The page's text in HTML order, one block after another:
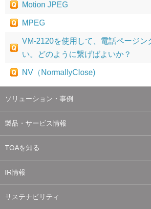
Motion JPEG
MPEG
VM-2120を使用して、電話ページン
い。どのように繋げばよいか？
NV（NormallyClose)
ソリューション・事例
製品・サービス情報
TOAを知る
IR情報
サステナビリティ